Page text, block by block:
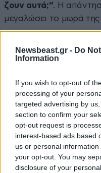
Newsbeast.gr - Do
Information
If you wish to opt-out of
processing of your
targeted advertising by
section to confirm your
opt-out request is
interest-based ads based
us or personal
your opt-out. You may
disclosure of your
ζουν αυτά;”. Η
μεγαλώσει το μωρά